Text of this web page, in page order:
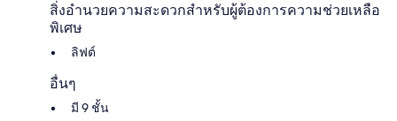
สิ่งอำนวยความสะดวกสำหรับผู้ต้องการความช่วยเหลือ
พิเศษ
ลิฟต์
อื่นๆ
มี 9 ชั้น